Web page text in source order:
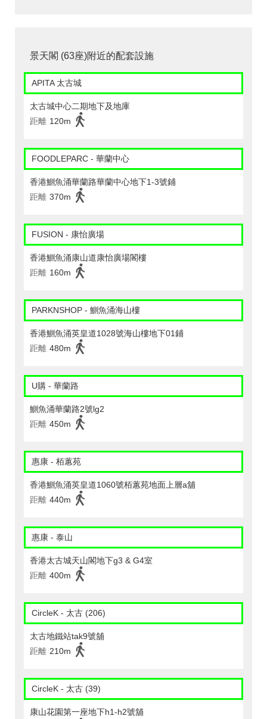
景天閣 (63座)附近的配套設施
APITA 太古城
太古城中心二期地下及地庫
距離 120m
FOODLEPARC - 華蘭中心
香港鰂魚涌華蘭路華蘭中心地下1-3號鋪
距離 370m
FUSION - 康怡廣場
香港鰂魚涌康山道康怡廣場閣樓
距離 160m
PARKNSHOP - 鰂魚涌海山樓
香港鰂魚涌英皇道1028號海山樓地下01鋪
距離 480m
U購 - 華蘭路
鰂魚涌華蘭路2號lg2
距離 450m
惠康 - 栢蕙苑
香港鰂魚涌英皇道1060號栢蕙苑地面上層a舖
距離 440m
惠康 - 泰山
香港太古城天山閣地下g3 & G4室
距離 400m
CircleK - 太古 (206)
太古地鐵站tak9號舖
距離 210m
CircleK - 太古 (39)
康山花園第一座地下h1-h2號舖